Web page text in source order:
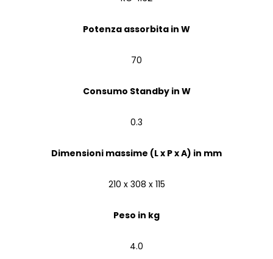
Potenza assorbita in W
70
Consumo Standby in W
0.3
Dimensioni massime (L x P x A) in mm
210 x 308 x 115
Peso in kg
4.0